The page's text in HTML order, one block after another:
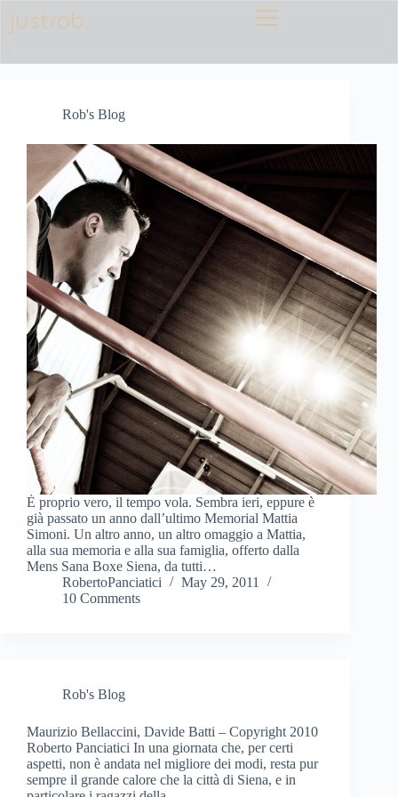
justrob.
Rob's Blog
È proprio vero, il tempo vola. Sembra ieri, eppure è
già passato un anno dall’ultimo Memorial Mattia
Simoni. Un altro anno, un altro omaggio a Mattia,
alla sua memoria e alla sua famiglia, offerto dalla
Mens Sana Boxe Siena, da tutti…
RobertoPanciatici
May 29, 2011
10 Comments
Rob's Blog
Maurizio Bellaccini, Davide Batti – Copyright 2010
Roberto Panciatici In una giornata che, per certi
aspetti, non è andata nel migliore dei modi, resta pur
sempre il grande calore che la città di Siena, e in